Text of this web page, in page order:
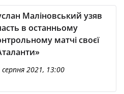
Маліновський узяв
в останньому
матчі своєї
серпня 2021, 13:00